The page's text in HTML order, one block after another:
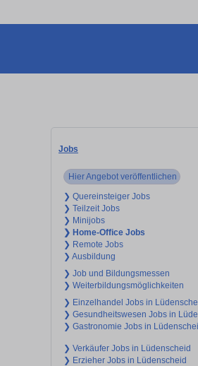
Jobs
Hier Angebot veröffentlichen
❯ Quereinsteiger Jobs
❯ Teilzeit Jobs
❯ Minijobs
❯ Home-Office Jobs
❯ Remote Jobs
❯ Ausbildung
❯ Job und Bildungsmessen
❯ Weiterbildungsmöglichkeiten
❯ Einzelhandel Jobs in
❯ Gesundheitswesen Jobs in
❯ Gastronomie Jobs in
❯ Verkäufer Jobs in Lüdenscheid
❯ Erzieher Jobs in Lüdenscheid